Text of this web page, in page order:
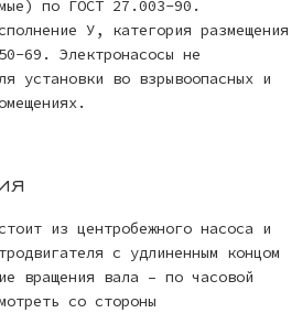
по ГОСТ 27.003-90.
У, категория размещения
69. Электронасосы не
установки во взрывоопасных и
из центробежного насоса и
с удлиненным концом
вращения вала – по часовой
со стороны